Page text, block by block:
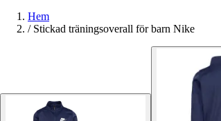
Hem
/ Stickad träningsoverall för barn Nike